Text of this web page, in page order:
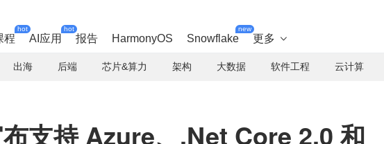
程
hot
AI应用
hot
报告 HarmonyOS Snowflake
new
更多 
出海 后端 芯片&算力 架构 大数据 软件工程 云计算
支持 Azure、.Net Core 2.0 和